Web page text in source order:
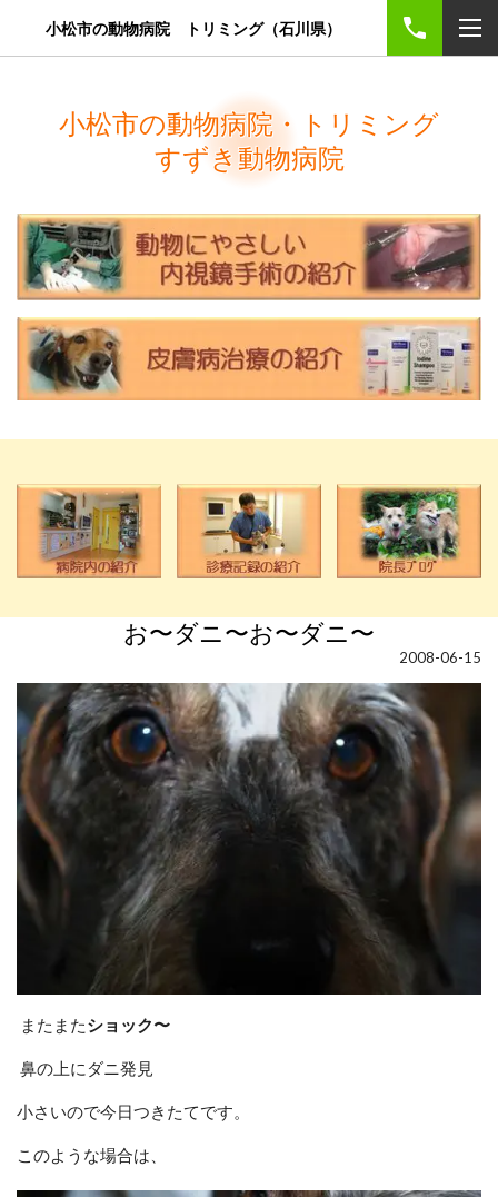
小松市の動物病院 トリミング（石川県）
小松市の動物病院・トリミング
すずき動物病院
お〜ダニ〜お〜ダニ〜
2008-06-15
またまたショック〜
鼻の上にダニ発見
小さいので今日つきたてです。
このような場合は、